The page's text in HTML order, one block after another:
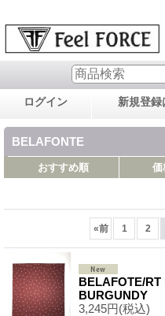
ログイン 新規登録
BELAFONTE
おすすめ順 価
«前 1 2
BELAFOTE/
BURGUNDY
3,245円(税込)